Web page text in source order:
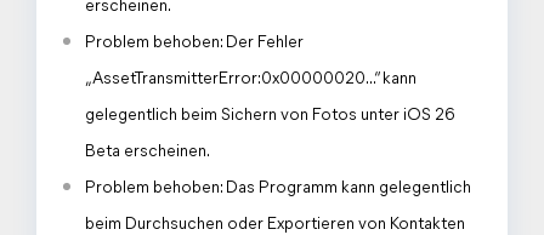
erscheinen.
Problem behoben: Der Fehler
„AssetTransmitterError:0x00000020...“ kann
gelegentlich beim Sichern von Fotos unter iOS 26
Beta erscheinen.
Problem behoben: Das Programm kann gelegentlich
beim Durchsuchen oder Exportieren von Kontakten